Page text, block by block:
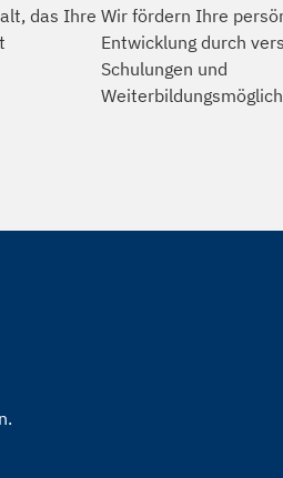
das Ihre Wir fördern Ihre
Entwicklung durch
Schulungen und